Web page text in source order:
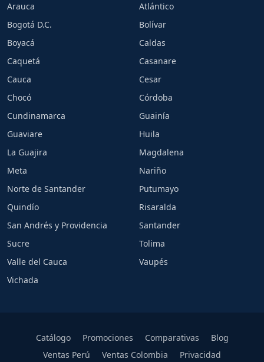
Arauca
Atlántico
Bogotá D.C.
Bolívar
Boyacá
Caldas
Caquetá
Casanare
Cauca
Cesar
Chocó
Córdoba
Cundinamarca
Guainía
Guaviare
Huila
La Guajira
Magdalena
Meta
Nariño
Norte de Santander
Putumayo
Quindío
Risaralda
San Andrés y Providencia
Santander
Sucre
Tolima
Valle del Cauca
Vaupés
Vichada
Catálogo Promociones Comparativas
Blog
Ventas Perú
Ventas Colombia Privacidad